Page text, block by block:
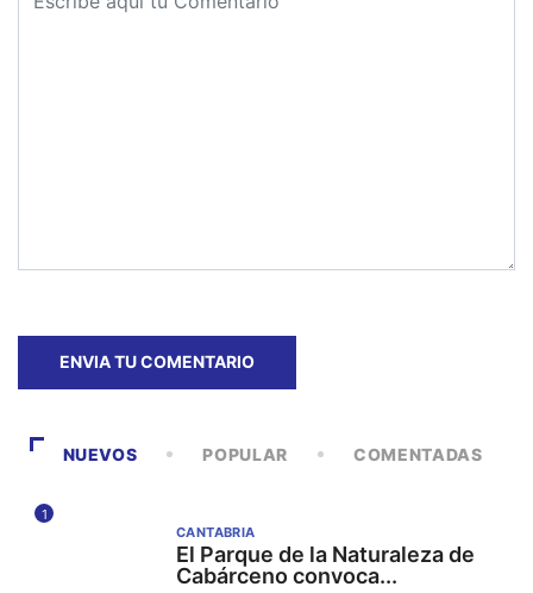
NUEVOS POPULAR COMENTADAS
1
CANTABRIA
El Parque de la Naturaleza de
Cabárceno convoca...